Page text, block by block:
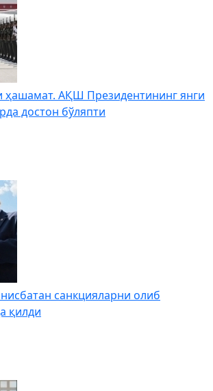
ҳашамат. АҚШ Президентининг янги
достон бўляпти
санкцияларни олиб
қилди